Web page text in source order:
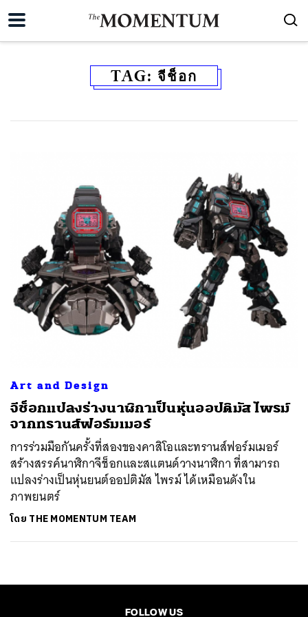
TAG: จีช็อก
Art and Design
จีช็อกแปลงร่างนาฬิกาเป็นหุ่นออปติมัส ไพรม์
จากทรานส์ฟอร์มเมอร์
การร่วมมือกันครั้งที่สองของคาสิโอและทรานส์ฟอร์มเมอร์
สร้างสรรค์นาฬิกาจีช็อกและสแตนด์วางนาฬิกา ที่สามารถ
แปลงร่างเป็นหุ่นยนต์ออปติมัส ไพรม์ ได้เหมือนดังใน
ภาพยนตร์
โดย THE MOMENTUM TEAM
FOLLOW US